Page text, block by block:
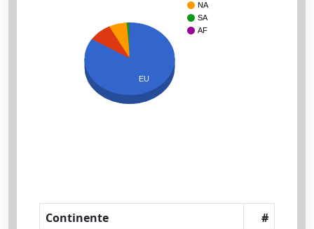
NA
SA
AF
EU
Continente
#